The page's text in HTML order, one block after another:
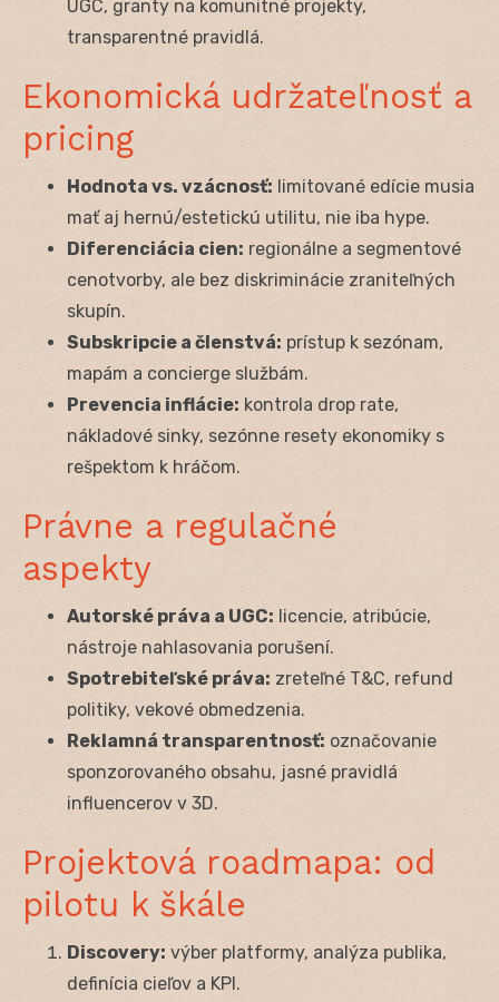
UGC, granty na komunitné projekty,
transparentné pravidlá.
Ekonomická udržateľnosť a
pricing
Hodnota vs. vzácnosť: limitované edície musia
mať aj hernú/estetickú utilitu, nie iba hype.
Diferenciácia cien: regionálne a segmentové
cenotvorby, ale bez diskriminácie zraniteľných
skupín.
Subskripcie a členstvá: prístup k sezónam,
mapám a concierge službám.
Prevencia inflácie: kontrola drop rate,
nákladové sinky, sezónne resety ekonomiky s
rešpektom k hráčom.
Právne a regulačné
aspekty
Autorské práva a UGC: licencie, atribúcie,
nástroje nahlasovania porušení.
Spotrebiteľské práva: zreteľné T&C, refund
politiky, vekové obmedzenia.
Reklamná transparentnosť: označovanie
sponzorovaného obsahu, jasné pravidlá
influencerov v 3D.
Projektová roadmapa: od
pilotu k škále
Discovery: výber platformy, analýza publika,
definícia cieľov a KPI.